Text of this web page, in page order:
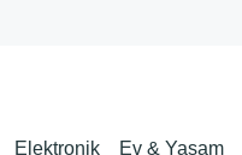
Elektronik Ev & Yaşam